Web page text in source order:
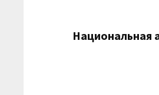
Национальная